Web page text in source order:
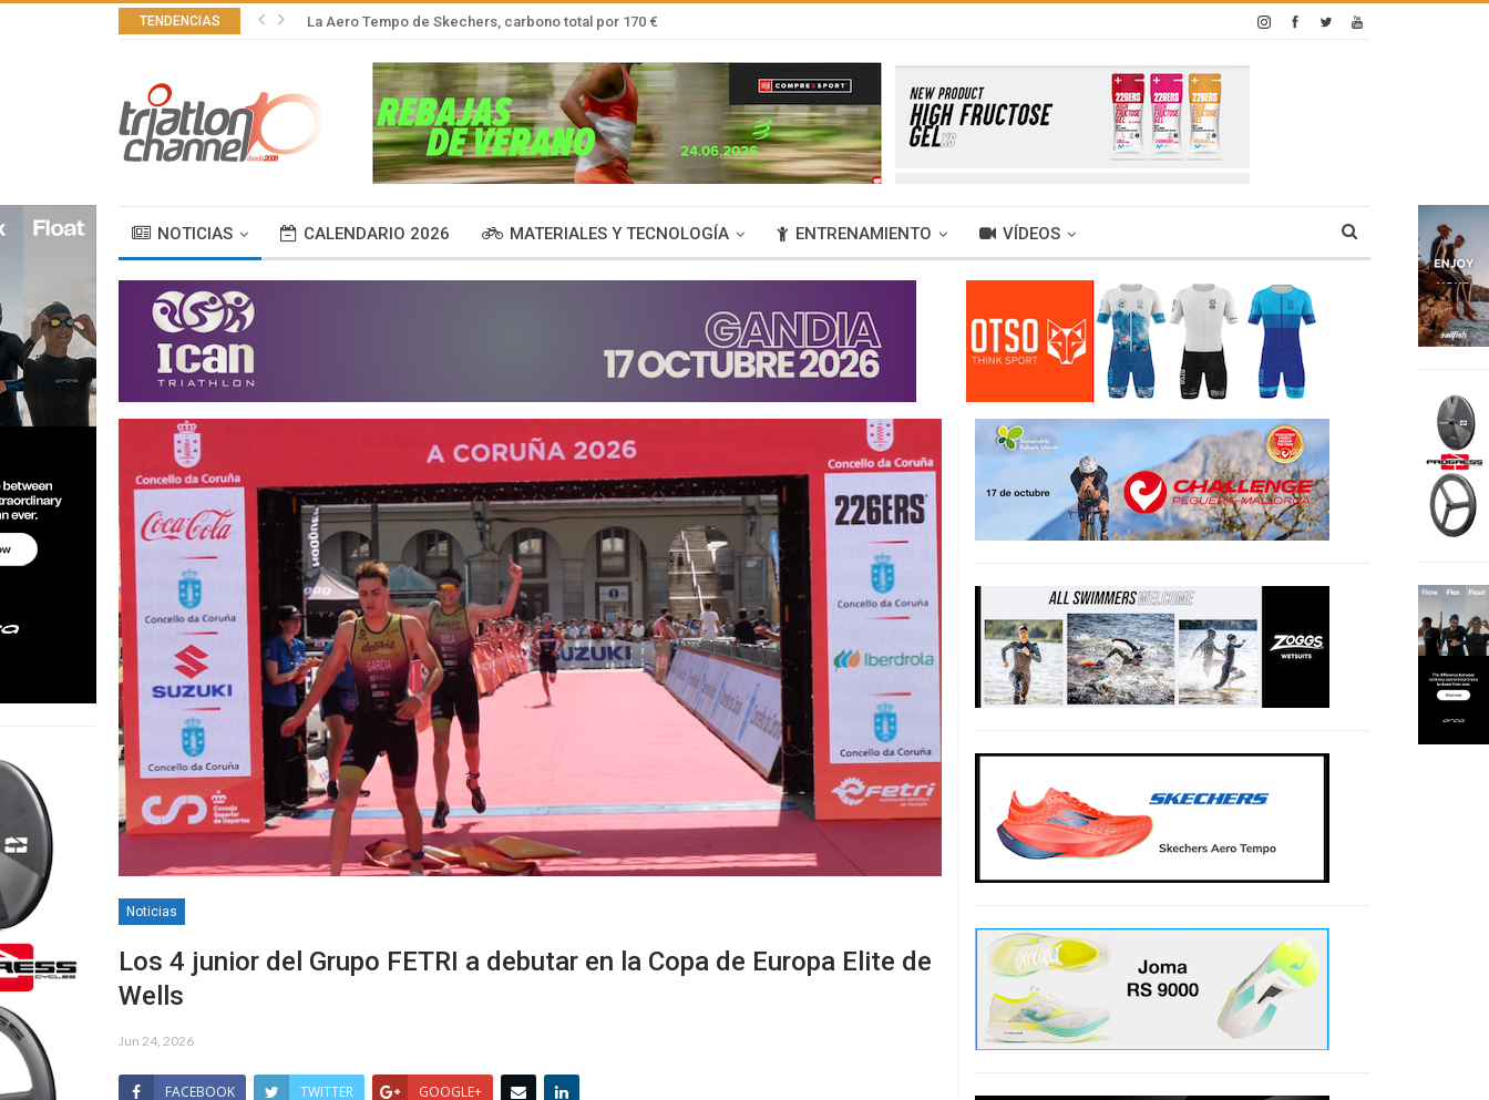
TENDENCIAS La Aero Tempo de Skechers, carbono total por 170 €
NOTICIAS CALENDARIO 2026 MATERIALES Y TECNOLOGÍA ENTRENAMIENTO VÍDEOS
Noticias
Los 4 junior del Grupo FETRI a debutar en la Copa de Europa Elite de
Wells
Jun 24, 2026
FACEBOOK TWITTER GOOGLE+